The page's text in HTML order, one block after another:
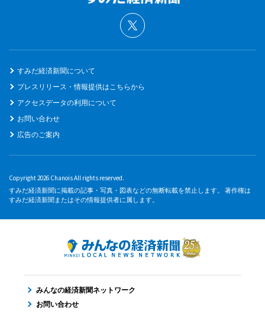
すみだ経済新聞について
プレスリリース・情報提供はこちらから
アクセスデータの利用について
お問い合わせ
広告のご案内
Copyright 2026 Chanois All rights reserved.
すみだ経済新聞に掲載の記事・写真・図表などの無断転載を禁止します。 著作権は
すみだ経済新聞またはその情報提供者に属します。
みんなの経済新聞ネットワーク
お問い合わせ